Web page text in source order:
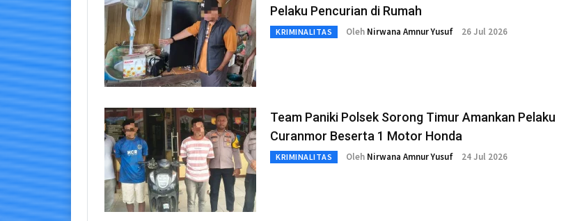
Pelaku Pencurian di Rumah
KRIMINALITAS Oleh Nirwana Amnur Yusuf 26 Jul 2026
Team Paniki Polsek Sorong Timur Amankan Pelaku
Curanmor Beserta 1 Motor Honda
KRIMINALITAS Oleh Nirwana Amnur Yusuf 24 Jul 2026